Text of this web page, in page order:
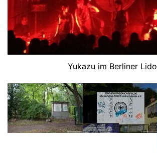
Yukazu im Berliner Lido